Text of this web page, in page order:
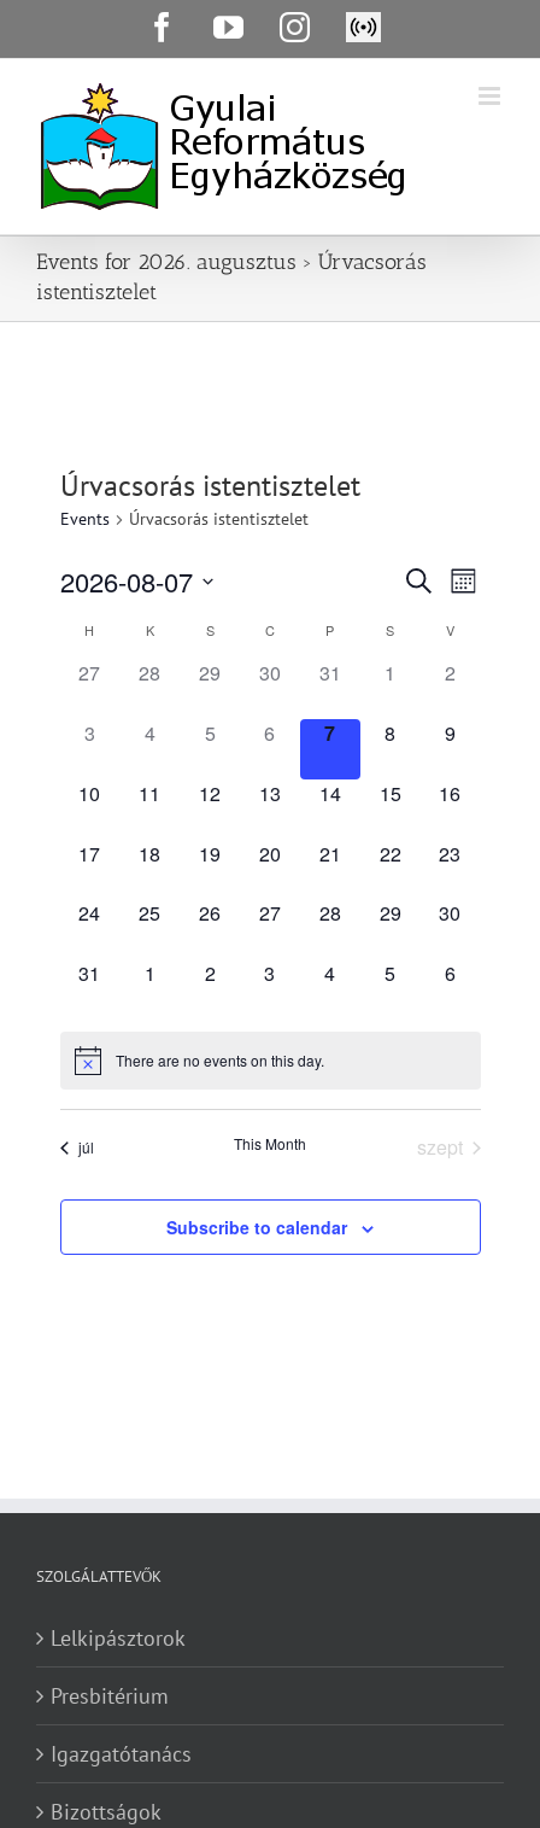
FacebookYouTubeInstagram
Élő
közvetítés
Events for 2026. augusztus › Úrvacsorás
istentisztelet
Úrvacsorás istentisztelet
Events Úrvacsorás istentisztelet
Events
Views
SearchEvent
Month
2026-08-07
Calendar
H K S C P S V
0
27
0
28
0
29
0
30
0
31
0
1
0
2
0
3
0
4
0
5
0
6
0
7
0
8
0
9
0
10
0
11
0
12
0
13
0
14
0
15
0
16
0
17
0
18
0
19
0
20
0
21
0
22
0
23
0
24
0
25
0
26
0
27
0
28
0
29
0
30
0
31
0
1
0
2
0
3
0
4
0
5
0
6
There are no events on this day.
júl This Month szept
Subscribe to calendar
SZOLGÁLATTEVŐK
Lelkipásztorok
Presbitérium
Igazgatótanács
Bizottságok